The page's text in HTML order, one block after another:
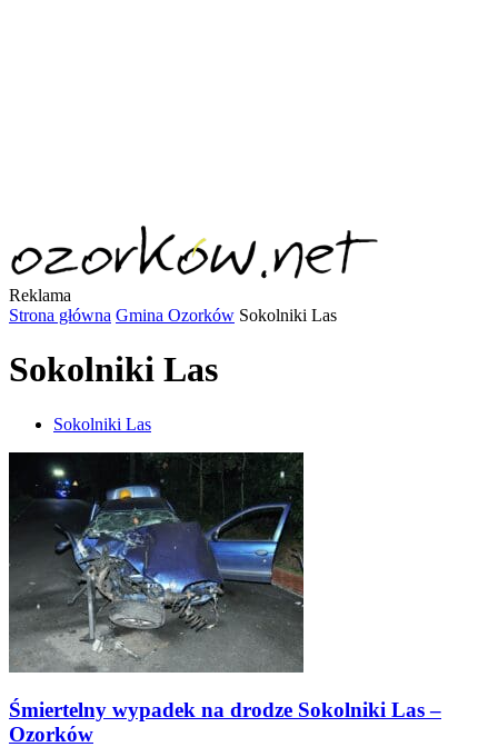
Reklama
Strona główna Gmina Ozorków Sokolniki Las
Sokolniki Las
Sokolniki Las
Śmiertelny wypadek na drodze Sokolniki Las –
Ozorków